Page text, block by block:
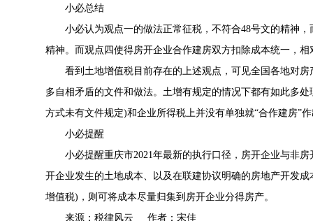
小必总结
小必认为观点一的做法正常征税，不符合48号文的精神，
精神。而观点四使得房开企业合作建房双方扣除成本统一，
看到土地增值税目前存在的上述观点，可见全国各地对房
多自相矛盾的文件和做法。土增有规定的情况下都有如此多
方式未有文件规定)和企业所得税上并没有单独就“合作建房”
小必提醒
小必提醒重庆市2021年最新的执行口径，房开企业与非房
开企业发生的土地成本、以及在联建协议明确的房地产开发
增值税)，则可将成本尽量归集到房开企业分得房产。
来源：税律风云 作者：宋佳